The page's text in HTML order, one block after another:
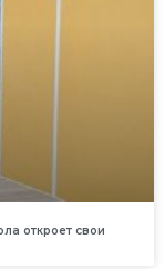
откроет свои